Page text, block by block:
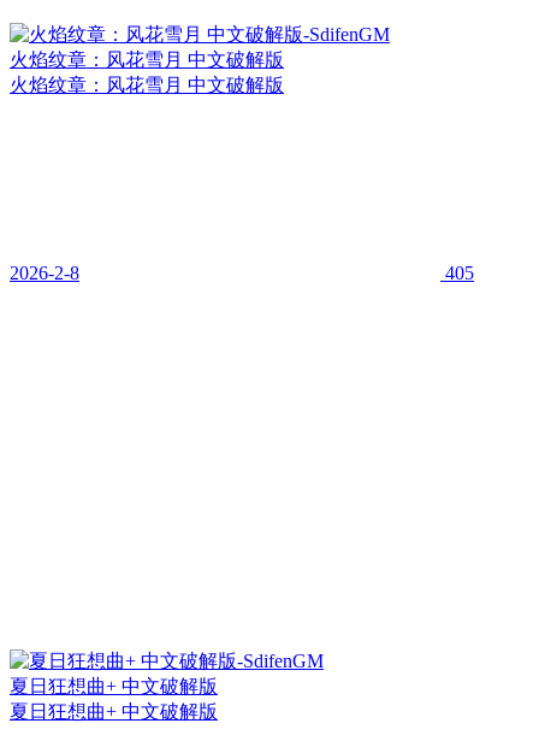
火焰纹章：风花雪月 中文破解版
火焰纹章：风花雪月 中文破解版
2026-2-8 405
夏日狂想曲+ 中文破解版
夏日狂想曲+ 中文破解版